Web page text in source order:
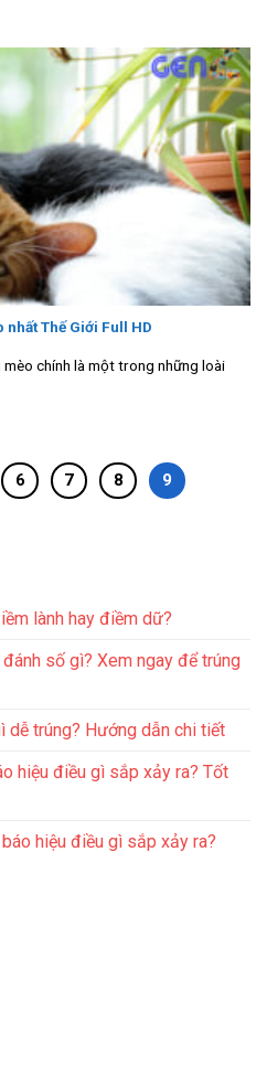
Thế Giới Full HD
chính là một trong những loài
6 7 8 9
lành hay điềm dữ?
số gì? Xem ngay để trúng
dễ trúng? Hướng dẫn chi tiết
hiệu điều gì sắp xảy ra? Tốt
hiệu điều gì sắp xảy ra?